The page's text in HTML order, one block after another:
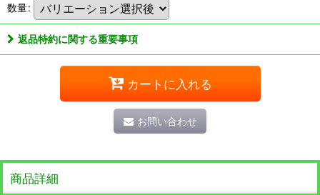
数量:
返品特約に関する重要事項
カートに入れる
お問い合わせ
商品詳細